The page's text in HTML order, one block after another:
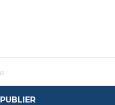
PUBLIER